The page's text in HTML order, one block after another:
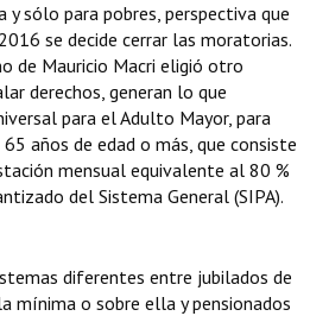
sólo para pobres, perspectiva que
se decide cerrar las moratorias.
de Mauricio Macri eligió otro
derechos, generan lo que
para el Adulto Mayor, para
años de edad o más, que consiste
mensual equivalente al 80 %
del Sistema General (SIPA).
diferentes entre jubilados de
mínima o sobre ella y pensionados